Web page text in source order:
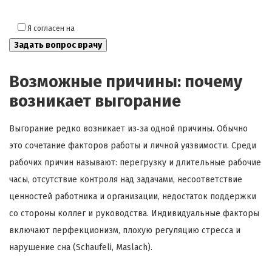
Я согласен на
Возможные причины: почему
возникает выгорание
Выгорание редко возникает из‑за одной причины. Обычно
это сочетание факторов работы и личной уязвимости. Среди
рабочих причин называют: перегрузку и длительные рабочие
часы, отсутствие контроля над задачами, несоответствие
ценностей работника и организации, недостаток поддержки
со стороны коллег и руководства. Индивидуальные факторы
включают перфекционизм, плохую регуляцию стресса и
нарушение сна (Schaufeli, Maslach).